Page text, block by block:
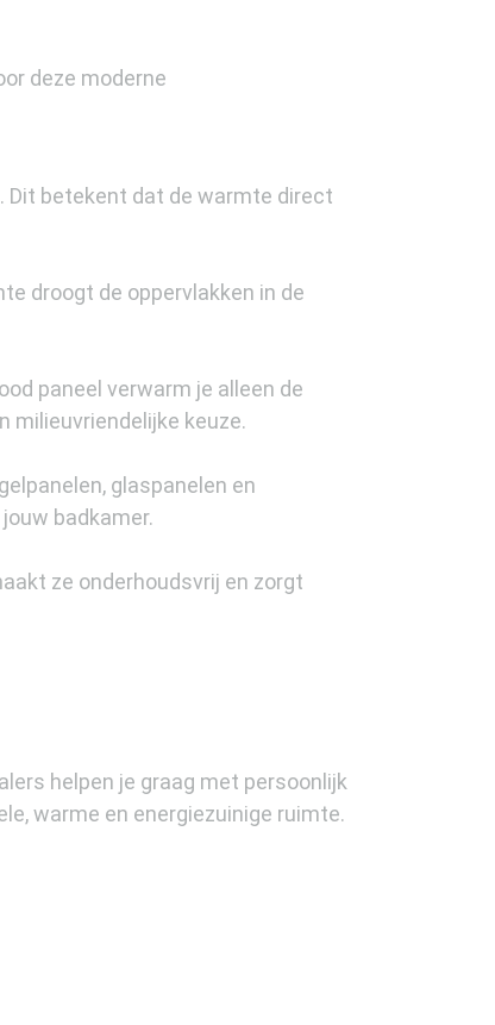
deze moderne
Dit betekent dat de warmte direct
droogt de oppervlakken in de
paneel verwarm je alleen de
milieuvriendelijke keuze.
glaspanelen en
badkamer.
ze onderhoudsvrij en zorgt
helpen je graag met persoonlijk
warme en energiezuinige ruimte.